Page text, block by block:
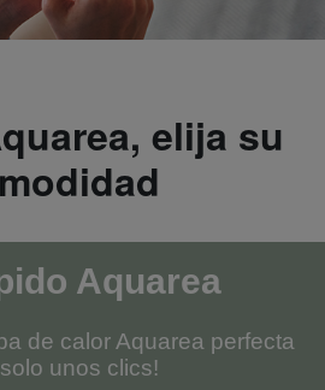
elija su
Aquarea
de calor Aquarea perfecta
unos clics!